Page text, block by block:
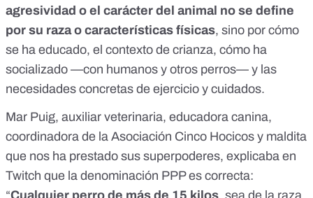
agresividad o el carácter del animal no se define
por su raza o características físicas, sino por cómo
se ha educado, el contexto de crianza, cómo ha
socializado —con humanos y otros perros— y las
necesidades concretas de ejercicio y cuidados.
Mar Puig, auxiliar veterinaria, educadora canina,
coordinadora de la Asociación Cinco Hocicos y maldita
que nos ha prestado sus superpoderes, explicaba en
Twitch que la denominación PPP es correcta: